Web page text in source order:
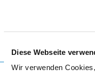
Diese Webseite
Wir verwenden
Startseite der